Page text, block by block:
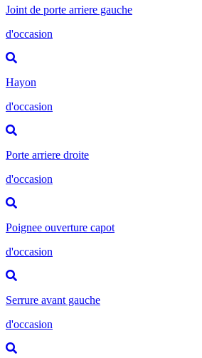
Joint de porte arriere gauche
d'occasion
Hayon
d'occasion
Porte arriere droite
d'occasion
Poignee ouverture capot
d'occasion
Serrure avant gauche
d'occasion